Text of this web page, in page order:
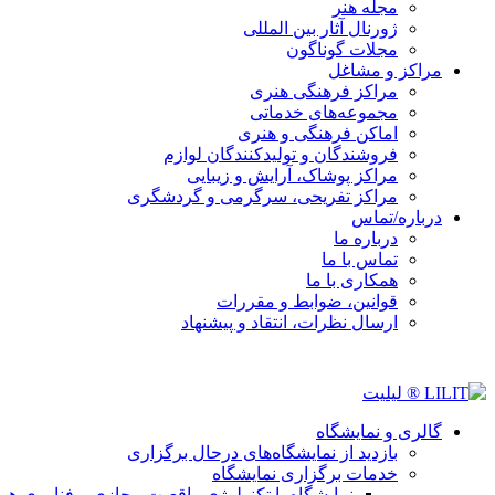
مجله هنر
ژورنال آثار بین المللی
مجلات گوناگون
مراکز و مشاغل
مراکز فرهنگی هنری
مجموعه‌های خدماتی
اماکن فرهنگی و هنری
فروشندگان و تولیدکنندگان لوازم
مراکز پوشاک، آرایش و زیبایی
مراکز تفریحی، سرگرمی و گردشگری
درباره/تماس
درباره ما
تماس با ما
همکاری با ما
قوانین، ضوابط و مقررات
ارسال نظرات، انتقاد و پیشنهاد
گالری و نمایشگاه
بازدید از نمایشگاه‌های درحال برگزاری
خدمات برگزاری نمایشگاه